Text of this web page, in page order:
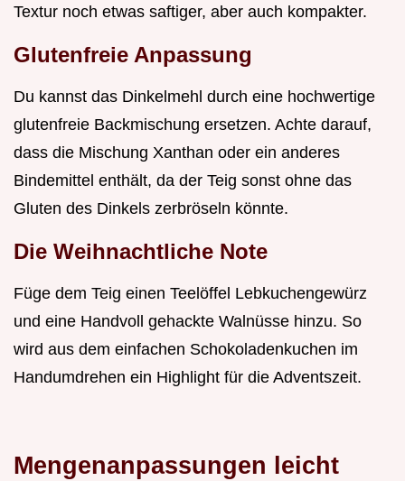
Textur noch etwas saftiger, aber auch kompakter.
Glutenfreie Anpassung
Du kannst das Dinkelmehl durch eine hochwertige
glutenfreie Backmischung ersetzen. Achte darauf,
dass die Mischung Xanthan oder ein anderes
Bindemittel enthält, da der Teig sonst ohne das
Gluten des Dinkels zerbröseln könnte.
Die Weihnachtliche Note
Füge dem Teig einen Teelöffel Lebkuchengewürz
und eine Handvoll gehackte Walnüsse hinzu. So
wird aus dem einfachen Schokoladenkuchen im
Handumdrehen ein Highlight für die Adventszeit.
Mengenanpassungen leicht